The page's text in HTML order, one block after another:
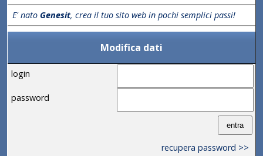
E' nato Genesit, crea il tuo sito web in pochi semplici passi!
Modifica dati
login
password
recupera password >>